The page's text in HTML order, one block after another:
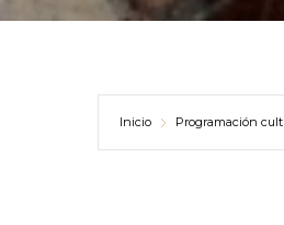
Inicio Programación